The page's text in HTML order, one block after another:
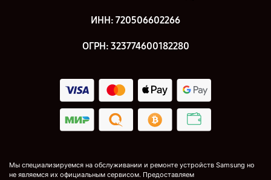
ИНН: 720506602266
ОГРН: 323774600182280
Мы специализируемся на обслуживании и ремонте устройств Samsung но
не являемся их официальным сервисом. Предоставляем